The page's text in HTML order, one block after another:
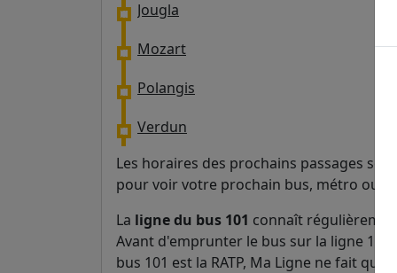
Jougla
Mozart
Polangis
Verdun
Les horaires des prochains passages
pour voir votre prochain bus, métro ou
La ligne du bus 101 connaît
Avant d'emprunter le bus sur la ligne
bus 101 est la RATP, Ma Ligne ne fait